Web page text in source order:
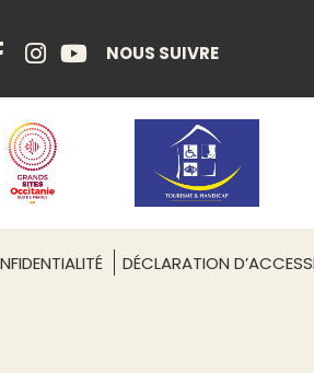
Leaflet| ©
Capacité
NOUS SUIVRE
DÉCLARATION